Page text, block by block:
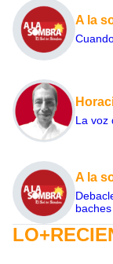
A la
La voz
A la
baches